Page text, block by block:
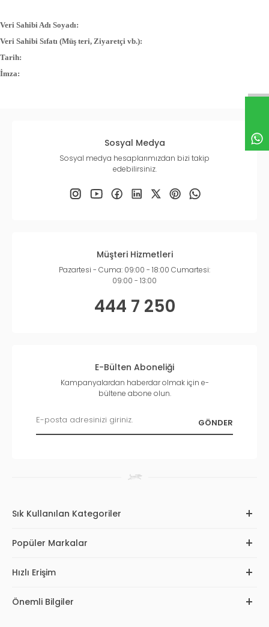
Veri Sahibi Adı Soyadı:
Veri Sahibi Sıfatı (Müş teri, Ziyaretçi vb.):
Tarih:
İmza:
Sosyal Medya
Sosyal medya hesaplarımızdan bizi takip
edebilirsiniz.
Müşteri Hizmetleri
Pazartesi - Cuma: 09:00 - 18:00 Cumartesi:
09:00 - 13:00
444 7 250
E-Bülten Aboneliği
Kampanyalardan haberdar olmak için e-
bültene abone olun.
Sık Kullanılan Kategoriler
Popüler Markalar
Hızlı Erişim
Önemli Bilgiler